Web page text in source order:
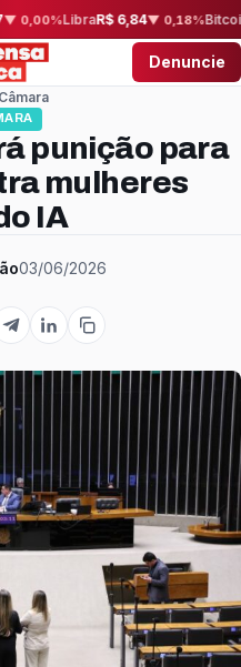
R$ 6,84▼ 0,18% BitcoinR$
Denuncie
punição para
mulheres
IA
03/06/2026